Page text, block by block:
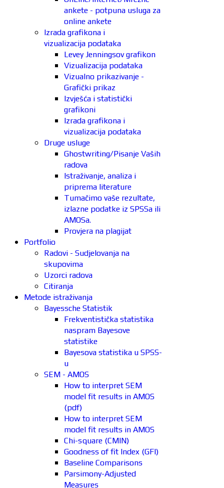
ankete - potpuna usluga za
online ankete
Izrada grafikona i
vizualizacija podataka
Levey Jenningsov grafikon
Vizualizacija podataka
Vizualno prikazivanje -
Grafički prikaz
Izvješća i statistički
grafikoni
Izrada grafikona i
vizualizacija podataka
Druge usluge
Ghostwriting/Pisanje Vaših
radova
Istraživanje, analiza i
priprema literature
Tumačimo vaše rezultate,
izlazne podatke iz SPSSa ili
AMOSa.
Provjera na plagijat
Portfolio
Radovi - Sudjelovanja na
skupovima
Uzorci radova
Citiranja
Metode istraživanja
Bayessche Statistik
Frekventistička statistika
naspram Bayesove
statistike
Bayesova statistika u SPSS-
u
SEM - AMOS
How to interpret SEM
model fit results in AMOS
(pdf)
How to interpret SEM
model fit results in AMOS
Chi-square (CMIN)
Goodness of fit Index (GFI)
Baseline Comparisons
Parsimony-Adjusted
Measures